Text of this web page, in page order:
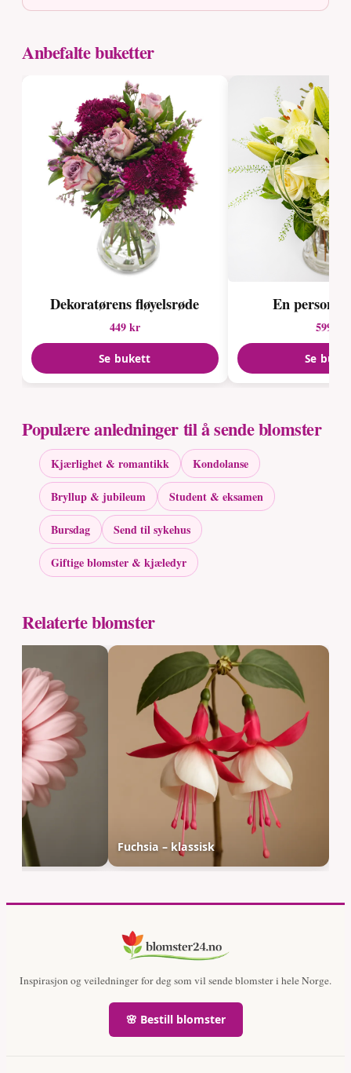
Anbefalte buketter
Dekoratørens fløyelsrøde
449 kr
Se bukett
En
599 kr
Se
Populære anledninger til å sende blomster
Kjærlighet & romantikk
Kondolanse
Bryllup & jubileum
Student & eksamen
Bursdag
Send til sykehus
Giftige blomster & kjæledyr
Relaterte blomster
Fuchsia – klassisk
Inspirasjon og veiledninger for deg som vil sende blomster i hele Norge.
🌸 Bestill blomster